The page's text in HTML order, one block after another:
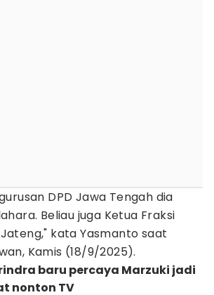
DPD Jawa Tengah dia
Beliau juga Ketua Fraksi
kata Yasmanto saat
Kamis (18/9/2025).
baru percaya Marzuki jadi
nonton TV